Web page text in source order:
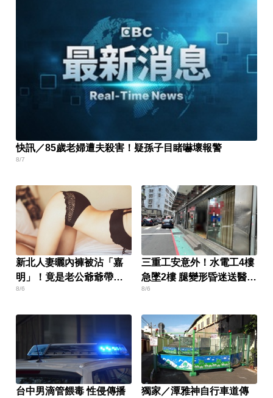
快訊／85歲老婦遭夫殺害！疑孫子目睹嚇壞報警
8/7
新北人妻曬內褲被沾「嘉
明」！竟是老公爺爺帶回
房磨蹭 氣炸提告
8/6
三重工安意外！水電工4樓
急墜2樓 腿變形昏迷送醫搶
救
8/6
台中男滴管餵毒 性侵傳播
獨家／潭雅神自行車道傳